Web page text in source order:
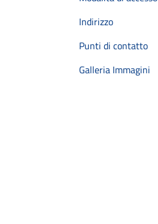
Indirizzo
Punti di contatto
Galleria Immagini